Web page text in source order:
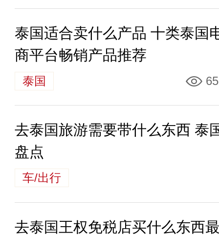
泰国适合卖什么产品 十类泰国
商平台畅销产品推荐
泰国
去泰国旅游需要带什么东西 泰
盘点
车/出行
去泰国王权免税店买什么东西